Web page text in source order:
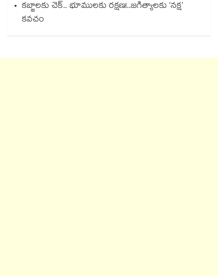
కబ్జాలకు చెక్.. భూములకు రక్షణ!..జగిత్యాలకు ‘నక్ష’
కవచం